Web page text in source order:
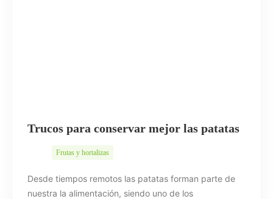
Trucos para conservar mejor las patatas
Frutas y hortalizas
Desde tiempos remotos las patatas forman parte de
nuestra la alimentación, siendo uno de los